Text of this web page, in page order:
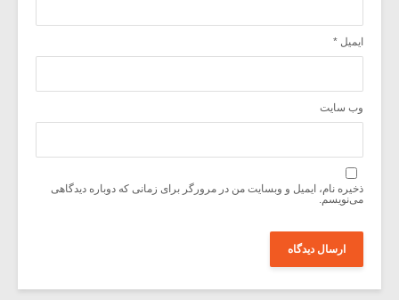
ایمیل *
وب‌ سایت
ذخیره نام، ایمیل و وبسایت من در مرورگر برای زمانی که دوباره دیدگاهی
می‌نویسم.